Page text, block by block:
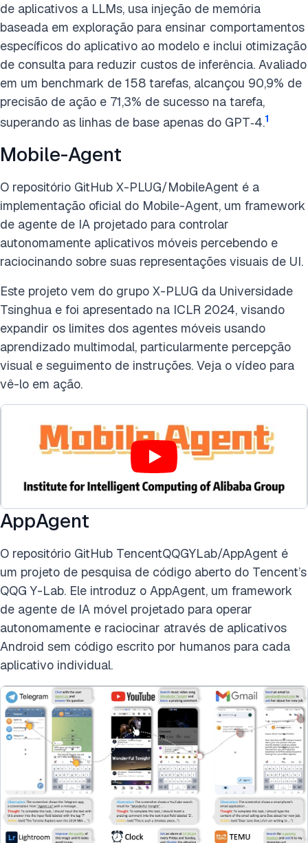
de aplicativos a LLMs, usa injeção de memória
baseada em exploração para ensinar comportamentos
específicos do aplicativo ao modelo e inclui otimização
de consulta para reduzir custos de inferência. Avaliado
em um benchmark de 158 tarefas, alcançou 90,9% de
precisão de ação e 71,3% de sucesso na tarefa,
superando as linhas de base apenas do GPT‑4.1
Mobile-Agent
O repositório GitHub X-PLUG/MobileAgent é a
implementação oficial do Mobile-Agent, um framework
de agente de IA projetado para controlar
autonomamente aplicativos móveis percebendo e
raciocinando sobre suas representações visuais de UI.
Este projeto vem do grupo X-PLUG da Universidade
Tsinghua e foi apresentado na ICLR 2024, visando
expandir os limites dos agentes móveis usando
aprendizado multimodal, particularmente percepção
visual e seguimento de instruções. Veja o vídeo para
vê-lo em ação.
AppAgent
O repositório GitHub TencentQQGYLab/AppAgent é
um projeto de pesquisa de código aberto do Tencent’s
QQG Y-Lab. Ele introduz o AppAgent, um framework
de agente de IA móvel projetado para operar
autonomamente e raciocinar através de aplicativos
Android sem código escrito por humanos para cada
aplicativo individual.